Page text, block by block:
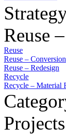
Reuse
Reuse
Reuse – Conversion
Reuse – Redesign
Recycle
Recycle – Material
Projects